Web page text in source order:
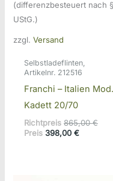
(differenzbesteuert nach
UStG.)
zzgl.Versand
Selbstladeflinten,
Artikelnr. 212516
Franchi – Italien Mod.
Kadett 20/70
Richtpreis 865,00€
Preis 398,00 €Aktueller